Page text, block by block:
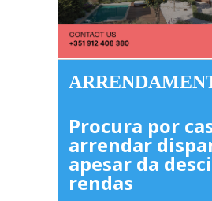
Procura por
arrendar
apesar da
rendas